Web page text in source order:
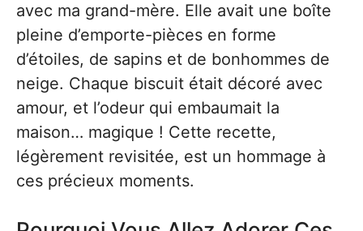
avec ma grand-mère. Elle avait une boîte
pleine d’emporte-pièces en forme
d’étoiles, de sapins et de bonhommes de
neige. Chaque biscuit était décoré avec
amour, et l’odeur qui embaumait la
maison… magique ! Cette recette,
légèrement revisitée, est un hommage à
ces précieux moments.